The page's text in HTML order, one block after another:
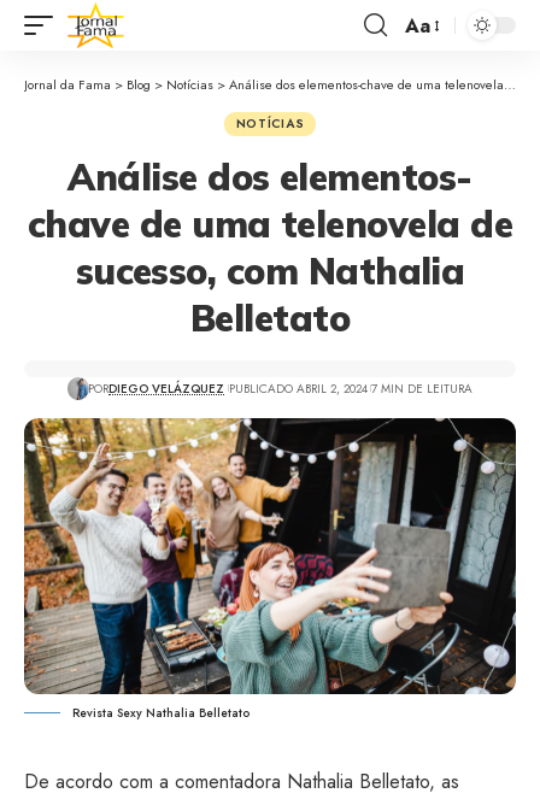
Aa
Jornal da Fama > Blog > Notícias >Análise dos elementos-chave de uma telenovela de sucesso, com Nathalia Belletato
NOTÍCIAS
Análise dos elementos-
chave de uma telenovela de
sucesso, com Nathalia
Belletato
PORDIEGO VELÁZQUEZ PUBLICADO ABRIL 2, 2024 7 MIN DE LEITURA
Revista Sexy Nathalia Belletato
De acordo com a comentadora Nathalia Belletato, as